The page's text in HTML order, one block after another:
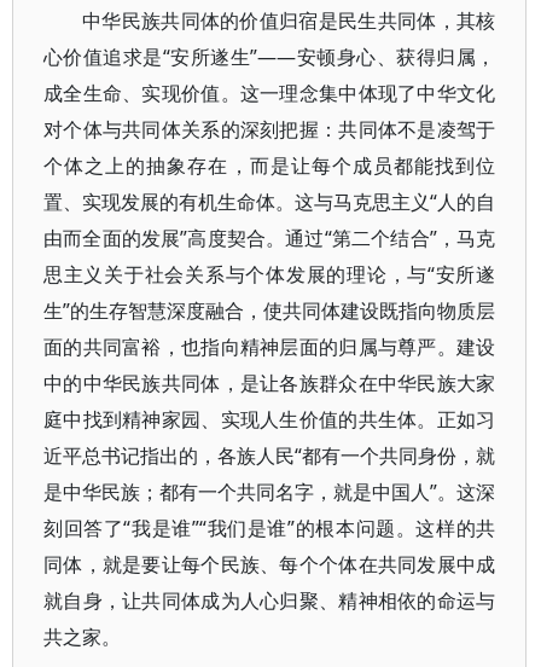
中华民族共同体的价值归宿是民生共同体，其核
心价值追求是“安所遂生”——安顿身心、获得归属，
成全生命、实现价值。这一理念集中体现了中华文化
对个体与共同体关系的深刻把握：共同体不是凌驾于
个体之上的抽象存在，而是让每个成员都能找到位
置、实现发展的有机生命体。这与马克思主义“人的自
由而全面的发展”高度契合。通过“第二个结合”，马克
思主义关于社会关系与个体发展的理论，与“安所遂
生”的生存智慧深度融合，使共同体建设既指向物质层
面的共同富裕，也指向精神层面的归属与尊严。建设
中的中华民族共同体，是让各族群众在中华民族大家
庭中找到精神家园、实现人生价值的共生体。正如习
近平总书记指出的，各族人民“都有一个共同身份，就
是中华民族；都有一个共同名字，就是中国人”。这深
刻回答了“我是谁”“我们是谁”的根本问题。这样的共
同体，就是要让每个民族、每个个体在共同发展中成
就自身，让共同体成为人心归聚、精神相依的命运与
共之家。